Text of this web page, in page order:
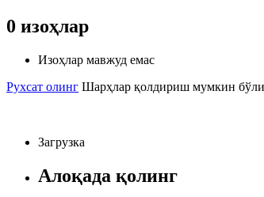
0 изоҳлар
Изоҳлар мавжуд емас
Рухсат олинг Шарҳлар қолдириш мумкин
Загрузка
Алоқада қолинг